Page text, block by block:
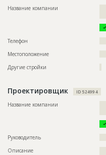
Название компании
Телефон
Местоположение
Другие стройки
Проектировщик ID 524994
Название компании
Руководитель
Описание